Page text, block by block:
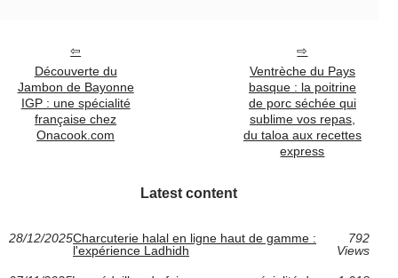
Découverte du
Jambon de Bayonne
IGP : une spécialité
française chez
Onacook.com
Ventrèche du Pays
basque : la poitrine
de porc séchée qui
sublime vos repas,
du taloa aux recettes
express
Latest content
28/12/2025Charcuterie halal en ligne haut de gamme :
l'expérience Ladhidh
792
Views